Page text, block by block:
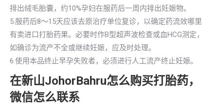
排出绒毛胎囊，约10%孕妇在服药后一周内排出妊娠物。
5.服药后8～15天应该去原治疗单位复诊，以确定药流效哪里
有卖进口打胎药果。必要时作B型超声波检查或血HCG测定，
如确诊为流产不全或继续妊娠，应及时处理。
6.使用本品终止早孕失败者，必须进行人工流产终止妊娠。
在新山JohorBahru怎么购买打胎药，
微信怎么联系